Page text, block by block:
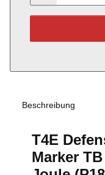
Beschreibung
T4E
Marker